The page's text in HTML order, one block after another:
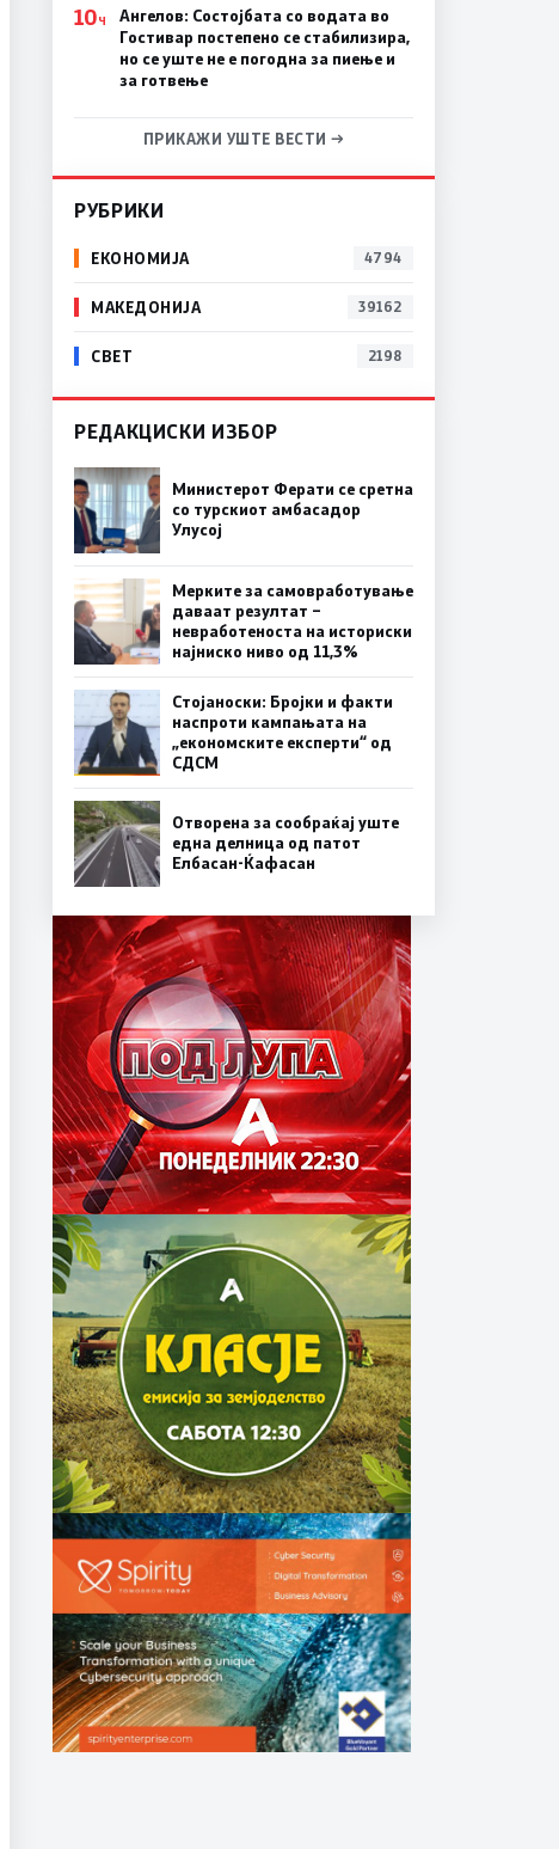
10Ч
Ангелов: Состојбата со водата во
Гостивар постепено се стабилизира,
но се уште не е погодна за пиење и
за готвење
ПРИКАЖИ УШТЕ ВЕСТИ →
РУБРИКИ
ЕКОНОМИЈА 4794
МАКЕДОНИЈА 39162
СВЕТ 2198
РЕДАКЦИСКИ ИЗБОР
Министерот Ферати се сретна
со турскиот амбасадор
Улусој
Мерките за самовработување
даваат резултат –
невработеноста на историски
најниско ниво од 11,3%
Стојаноски: Бројки и факти
наспроти кампањата на
„економските експерти“ од
СДСM
Отворена за сообраќај уште
една делница од патот
Елбасан-Ќафасан